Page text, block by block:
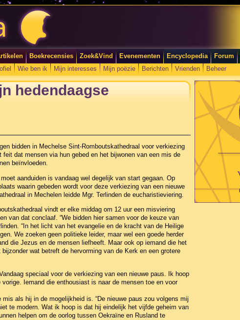
Boekrecensies Zoek&Vind Evenementen Encyclopedia Forum
Wie ben ik Mijn interesses Mijn poëzie Berichten Vrienden Beheer
hedendaagse
bidden in Mechelse Sint-Romboutskathedraal voor verkiezing
dat mensen via hun gebed en het bijwonen van een mis de
beïnvloeden.
aanduiden is vandaag wel degelijk van start gegaan. Op
waarin gebeden wordt voor deze verkiezing van een nieuwe
in Mechelen leidde Mgr. Terlinden de eucharistieviering.
vindt er elke middag om 12 uur een misviering
van dat conclaaf. “We bidden hier samen voor de keuze van
“In het licht van het evangelie en de kracht van de Heilige
We zoeken geen politieke leider, maar wel een goede herder
die Jezus en de mensen liefheeft. Maar ook op iemand die het
wat betreft de hervorming van de Kerk en een grotere
speciaal voor de verkiezing van een nieuwe paus. Ik hoop
Iemand die enthousiast is naar de mensen toe en voor
als hij in de mogelijkheid is. “De nieuwe paus zou volgens mij
te modern. Wat ik hoop is dat hij eindelijk het vijfde geheim van
helpen om de oorlog tussen Oekraïne en Rusland te